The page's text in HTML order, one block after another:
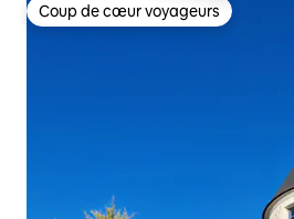
Coup de cœur voyageurs
Coup de cœur voyageurs